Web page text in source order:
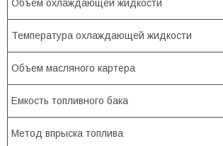
Объём охлаждающей
Температура охлаждающей
Объем масляного
Емкость топливного
Метод впрыска топлива